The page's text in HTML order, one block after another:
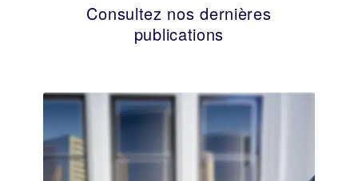
Consultez nos dernières
publications